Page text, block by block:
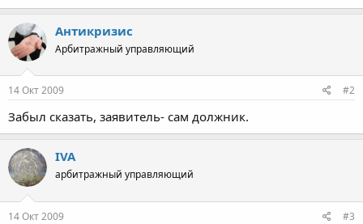
Антикризис
Арбитражный управляющий
14 Окт 2009 #2
Забыл сказать, заявитель- сам должник.
IVA
арбитражный управляющий
14 Окт 2009 #3